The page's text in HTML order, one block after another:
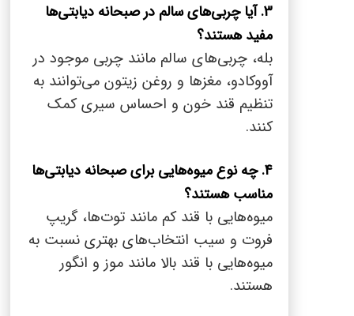
3. آیا چربی‌های سالم در صبحانه دیابتی‌ها
مفید هستند؟
بله، چربی‌های سالم مانند چربی موجود در
آووکادو، مغزها و روغن زیتون می‌توانند به
تنظیم قند خون و احساس سیری کمک
کنند.
4. چه نوع میوه‌هایی برای صبحانه دیابتی‌ها
مناسب هستند؟
میوه‌هایی با قند کم مانند توت‌ها، گریپ
فروت و سیب انتخاب‌های بهتری نسبت به
میوه‌هایی با قند بالا مانند موز و انگور
هستند.